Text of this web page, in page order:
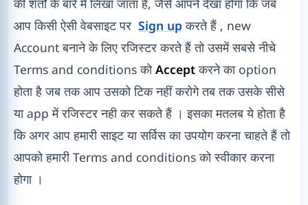
आप किसी ऐसी वेबसाइट पर Sign up करते हैं , new
Account बनाने के लिए रजिस्टर करते हैं तो उसमें सबसे नीचे
Terms and conditions कोAcceptकरने का option
होता है जब तक आप उसको टिक नहीं करोगे तब तक उसके सीसे
या app में रजिस्टर नही कर सकते हैं । इसका मतलब ये होता है
कि अगर आप हमारी साइट या सर्विस का उपयोग करना चाहते हैं तो
आपको हमारी Terms and conditions को स्वीकार करना
होगा ।